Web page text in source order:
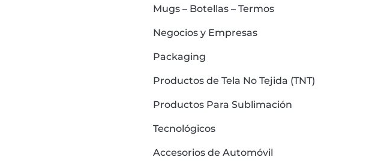
Mugs – Botellas – Termos
Negocios y Empresas
Packaging
Productos de Tela No Tejida (TNT)
Productos Para Sublimación
Tecnológicos
Accesorios de Automóvil